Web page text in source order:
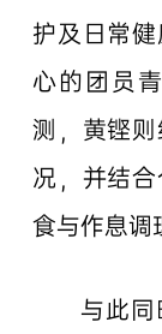
护及日常
心的团员
测，黄铿
况，并结
食与作息调
与此同